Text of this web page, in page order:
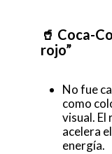
🥤 Coca-
rojo”
No fue
como
visual. El
acelera
energía.